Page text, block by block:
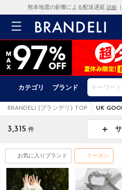
熊本地震の影響による配送遅延 詳細
カテゴリ ブランド
BRANDELI (ブランデリ) TOP UK
3,315 件
お気に入りブランド クーポン